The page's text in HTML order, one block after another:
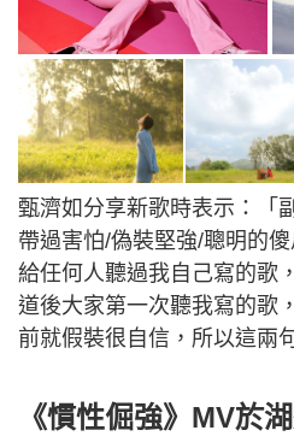
甄濟如分享新歌時表示：「
帶過害怕/偽裝堅強/聰明的
給任何人聽過我自己寫的歌
道後大家第一次聽我寫的歌
前就假裝很自信，所以這兩
《慣性倔強》MV於